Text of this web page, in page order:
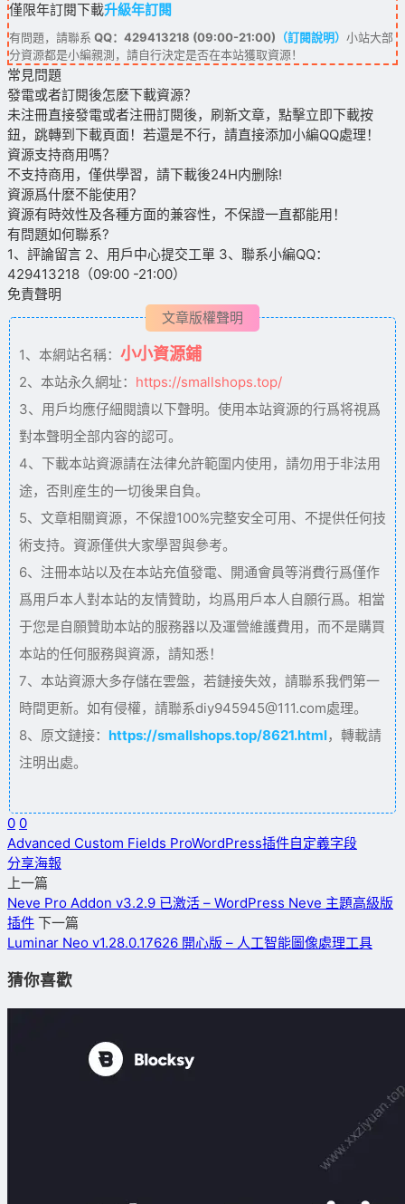
僅限年訂閱下載升級年訂閱
有問題，請聯系 QQ：429413218 (09:00-21:00) （訂閱說明） 小站大部
分資源都是小編親測，請自行決定是否在本站獲取資源！
常見問題
發電或者訂閱後怎麽下載資源？
未注冊直接發電或者注冊訂閱後，刷新文章，點擊立即下載按
鈕，跳轉到下載頁面！若還是不行，請直接添加小編QQ處理！
資源支持商用嗎？
不支持商用，僅供學習，請下載後24H内删除!
資源爲什麽不能使用？
資源有時效性及各種方面的兼容性，不保證一直都能用！
有問題如何聯系?
1、評論留言 2、用戶中心提交工單 3、聯系小編QQ：
429413218（09:00 -21:00）
免責聲明
文章版權聲明
1、本網站名稱： 小小資源鋪
2、本站永久網址： https://smallshops.top/
3、用戶均應仔細閱讀以下聲明。使用本站資源的行爲将視爲
對本聲明全部内容的認可。
4、下載本站資源請在法律允許範圍内使用，請勿用于非法用
途，否則産生的一切後果自負。
5、文章相關資源，不保證100%完整安全可用、不提供任何技
術支持。資源僅供大家學習與參考。
6、注冊本站以及在本站充值發電、開通會員等消費行爲僅作
爲用戶本人對本站的友情贊助，均爲用戶本人自願行爲。相當
于您是自願贊助本站的服務器以及運營維護費用，而不是購買
本站的任何服務與資源，請知悉！
7、本站資源大多存儲在雲盤，若鏈接失效，請聯系我們第一
時間更新。如有侵權，請聯系diy945945@111.com處理。
8、原文鏈接： https://smallshops.top/8621.html，轉載請
注明出處。
0 0
Advanced Custom Fields ProWordPress插件自定義字段
分享海報
上一篇
Neve Pro Addon v3.2.9 已激活 – WordPress Neve 主題高級版
插件 下一篇
Luminar Neo v1.28.0.17626 開心版 – 人工智能圖像處理工具
猜你喜歡